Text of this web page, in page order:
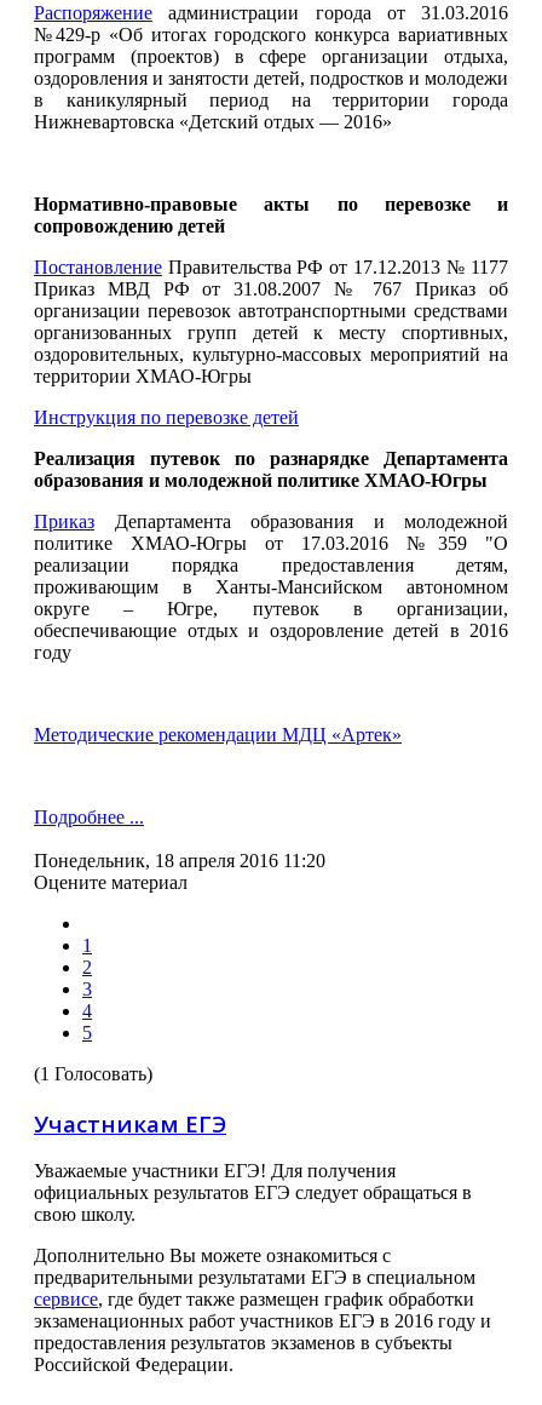
Распоряжение администрации города от 31.03.2016
№429-р «Об итогах городского конкурса вариативных
программ (проектов) в сфере организации отдыха,
оздоровления и занятости детей, подростков и молодежи
в каникулярный период на территории города
Нижневартовска «Детский отдых — 2016»
Нормативно-правовые акты по перевозке и
сопровождению детей
Постановление Правительства РФ от 17.12.2013 № 1177
Приказ МВД РФ от 31.08.2007 № 767 Приказ об
организации перевозок автотранспортными средствами
организованных групп детей к месту спортивных,
оздоровительных, культурно-массовых мероприятий на
территории ХМАО-Югры
Инструкция по перевозке детей
Реализация путевок по разнарядке Департамента
образования и молодежной политике ХМАО-Югры
Приказ Департамента образования и молодежной
политике ХМАО-Югры от 17.03.2016 №359 "О
реализации порядка предоставления детям,
проживающим в Ханты-Мансийском автономном
округе – Югре, путевок в организации,
обеспечивающие отдых и оздоровление детей в 2016
году
Методические рекомендации МДЦ «Артек»
Подробнее ...
Понедельник, 18 апреля 2016 11:20
Оцените материал
1
2
3
4
5
(1 Голосовать)
Участникам ЕГЭ
Уважаемые участники ЕГЭ! Для получения
официальных результатов ЕГЭ следует обращаться в
свою школу.
Дополнительно Вы можете ознакомиться с
предварительными результатами ЕГЭ в специальном
сервисе, где будет также размещен график обработки
экзаменационных работ участников ЕГЭ в 2016 году и
предоставления результатов экзаменов в субъекты
Российской Федерации.